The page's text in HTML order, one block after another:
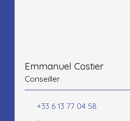
Emmanuel Costier
Conseiller
+33 6 13 77 04 58